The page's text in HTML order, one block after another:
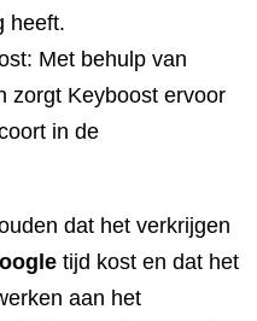
heeft.
Met behulp van
zorgt Keyboost ervoor
in de
dat het verkrijgen
tijd kost en dat het
aan het